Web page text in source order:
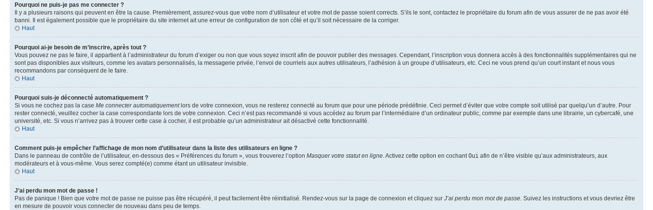
Pourquoi ne puis-je pas me connecter ?
Il y a plusieurs raisons qui peuvent en être la cause. Premièrement, assurez-vous que votre nom d’utilisateur et votre mot de passe soient corrects. S’ils le sont, contactez le propriétaire du forum afin de vous assurer de ne pas avoir été
banni. Il est également possible que le propriétaire du site internet ait une erreur de configuration de son côté et qu’il soit nécessaire de la corriger.
Haut
Pourquoi ai-je besoin de m’inscrire, après tout ?
Vous pouvez ne pas le faire, il appartient à l’administrateur du forum d’exiger ou non que vous soyez inscrit afin de pouvoir publier des messages. Cependant, l’inscription vous donnera accès à des fonctionnalités supplémentaires qui ne
sont pas disponibles aux visiteurs, comme les avatars personnalisés, la messagerie privée, l’envoi de courriels aux autres utilisateurs, l’adhésion à un groupe d’utilisateurs, etc. Ceci ne vous prend qu’un court instant et nous vous
recommandons par conséquent de le faire.
Haut
Pourquoi suis-je déconnecté automatiquement ?
Si vous ne cochez pas la case Me connecter automatiquementlors de votre connexion, vous ne resterez connecté au forum que pour une période prédéfinie. Ceci permet d’éviter que votre compte soit utilisé par quelqu’un d’autre. Pour
rester connecté, veuillez cocher la case correspondante lors de votre connexion. Ceci n’est pas recommandé si vous accédez au forum par l’intermédiaire d’un ordinateur public, comme par exemple dans une librairie, un cybercafé, une
université, etc. Si vous n’arrivez pas à trouver cette case à cocher, il est probable qu’un administrateur ait désactivé cette fonctionnalité.
Haut
Comment puis-je empêcher l’affichage de mon nom d’utilisateur dans la liste des utilisateurs en ligne ?
Dans le panneau de contrôle de l’utilisateur, en-dessous des « Préférences du forum », vous trouverez l’option Masquer votre statut en ligne. Activez cette option en cochantOui afin de n’être visible qu’aux administrateurs, aux
modérateurs et à vous-même. Vous serez compté(e) comme étant un utilisateur invisible.
Haut
J’ai perdu mon mot de passe !
Pas de panique ! Bien que votre mot de passe ne puisse pas être récupéré, il peut facilement être réinitialisé. Rendez-vous sur la page de connexion et cliquez sur J’ai perdu mon mot de passe. Suivez les instructions et vous devriez être
en mesure de pouvoir vous connecter de nouveau dans peu de temps.